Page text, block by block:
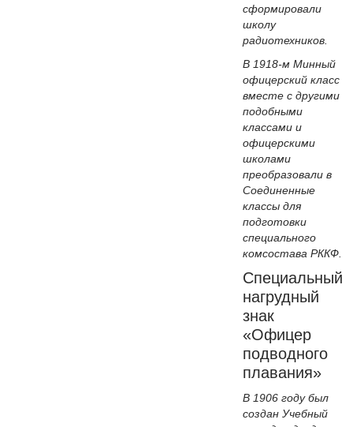
сформировали
школу
радиотехников.
В 1918-м Минный
офицерский класс
вместе с другими
подобными
классами и
офицерскими
школами
преобразовали в
Соединенные
классы для
подготовки
специального
комсостава РККФ.
Специальный
нагрудный
знак
«Офицер
подводного
плавания»
В 1906 году был
создан Учебный